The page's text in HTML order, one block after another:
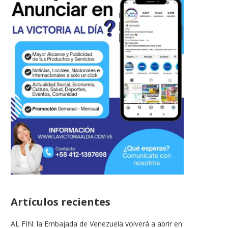
Artículos recientes
AL FIN: la Embajada de Venezuela volverá a abrir en